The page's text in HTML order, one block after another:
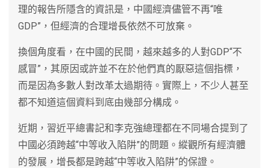
理的報告所隱含的資訊是，中國經濟儘管不再“唯
GDP”，但經濟的合理增長依然不可放棄。
換個角度看，在中國的民間，越來越多的人對GDP“不
感冒”，其原因或許並不在於他們真的厭惡這個指標，
而是因為多數人對改革太過期待。實際上，不少人甚至
都不知道這個資料到底由幾部分構成。
近期，習近平總書記和李克強總理都在不同場合提到了
中國必須跨越“中等收入陷阱”的問題。縱觀所有經濟體
的發展，增長都是跨越“中等收入陷阱”的保證。